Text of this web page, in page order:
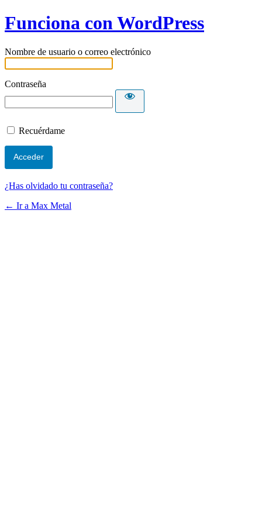
Funciona con WordPress
Nombre de usuario o correo electrónico
Contraseña
Recuérdame
¿Has olvidado tu contraseña?
← Ir a Max Metal